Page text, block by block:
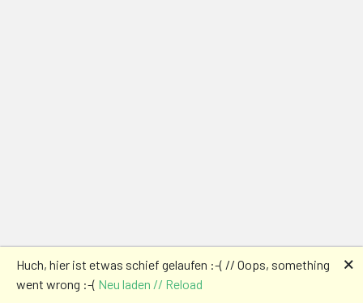
Huch, hier ist etwas schief gelaufen :-( // Oops, something
went wrong :-( Neu laden // Reload
🗙